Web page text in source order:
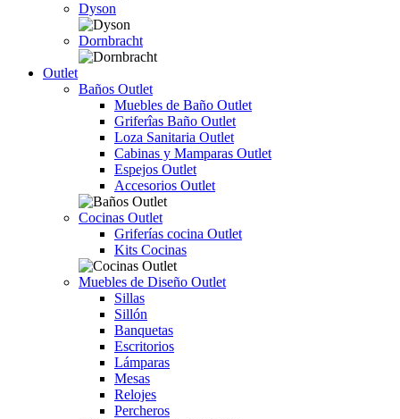
Dyson
Dornbracht
Outlet
Baños Outlet
Muebles de Baño Outlet
Griferîas Baño Outlet
Loza Sanitaria Outlet
Cabinas y Mamparas Outlet
Espejos Outlet
Accesorios Outlet
Cocinas Outlet
Griferías cocina Outlet
Kits Cocinas
Muebles de Diseño Outlet
Sillas
Sillón
Banquetas
Escritorios
Lámparas
Mesas
Relojes
Percheros